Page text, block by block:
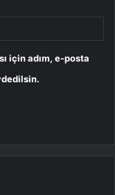
için adım, e-posta